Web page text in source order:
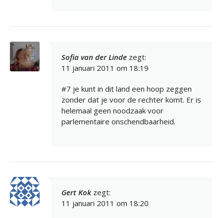
Sofia van der Linde zegt:
11 januari 2011 om 18:19
#7 je kunt in dit land een hoop zeggen
zonder dat je voor de rechter komt. Er is
helemaal geen noodzaak voor
parlementaire onschendbaarheid.
Gert Kok zegt:
11 januari 2011 om 18:20